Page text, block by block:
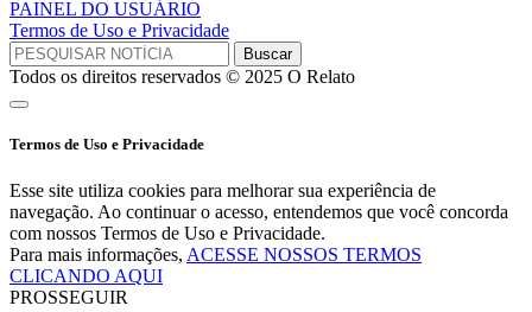
PAINEL DO USUÁRIO
Termos de Uso e Privacidade
Todos os direitos reservados © 2025 O Relato
Termos de Uso e Privacidade
Esse site utiliza cookies para melhorar sua experiência de
navegação. Ao continuar o acesso, entendemos que você concorda
com nossos Termos de Uso e Privacidade.
Para mais informações, ACESSE NOSSOS TERMOS
CLICANDO AQUI
PROSSEGUIR